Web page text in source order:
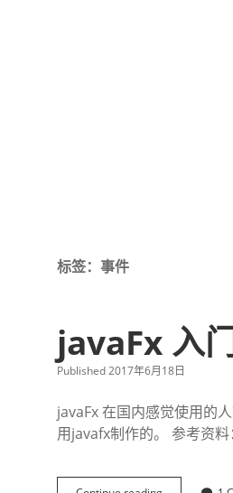
标签：事件
javaFx 入
Published 2017年6月18日
javaFx 在国内感觉使用的
用javafx制作的。 参考资